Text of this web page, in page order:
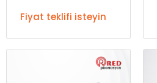
Fiyat teklifi isteyin